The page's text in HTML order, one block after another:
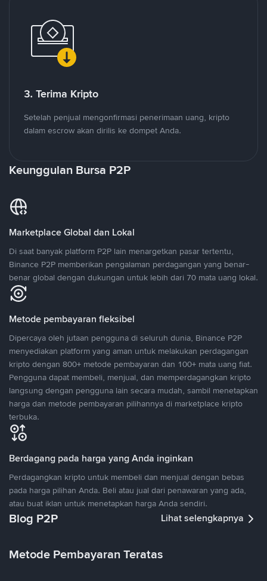
3. Terima Kripto
Setelah penjual mengonfirmasi penerimaan uang, kripto
dalam escrow akan dirilis ke dompet Anda.
Keunggulan Bursa P2P
Marketplace Global dan Lokal
Di saat banyak platform P2P lain menargetkan pasar tertentu,
Binance P2P memberikan pengalaman perdagangan yang benar-
benar global dengan dukungan untuk lebih dari 70 mata uang lokal.
Metode pembayaran fleksibel
Dipercaya oleh jutaan pengguna di seluruh dunia, Binance P2P
menyediakan platform yang aman untuk melakukan perdagangan
kripto dengan 800+ metode pembayaran dan 100+ mata uang fiat.
Pengguna dapat membeli, menjual, dan memperdagangkan kripto
langsung dengan pengguna lain secara mudah, sambil menetapkan
harga dan metode pembayaran pilihannya di marketplace kripto
terbuka.
Berdagang pada harga yang Anda inginkan
Perdagangkan kripto untuk membeli dan menjual dengan bebas
pada harga pilihan Anda. Beli atau jual dari penawaran yang ada,
atau buat iklan untuk menetapkan harga Anda sendiri.
Blog P2P Lihat selengkapnya
Metode Pembayaran Teratas